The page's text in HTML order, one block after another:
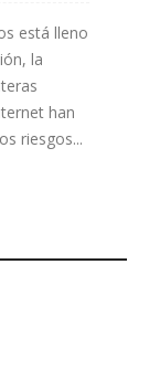
está lleno
la
han
riesgos...